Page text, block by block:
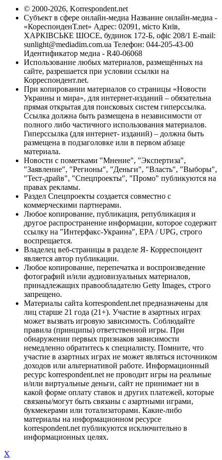
© 2000-2026, Korrespondent.net
Субъект в сфере онлайн-медиа Название онлайн-медиа -
«КореспонденТ.net» Адрес: 02091, місто Київ,
ХАРКІВСЬКЕ ШОСЕ, будинок 172-Б, офіс 208/1 E-mail:
sunlight@mediadim.com.ua Телефон: 044-205-43-00
Идентификатор медиа - R40-06068
Использование любых материалов, размещённых на
сайте, разрешается при условии ссылки на
Корреспондент.net.
При копировании материалов со страницы «Новости
Украины и мира», для интернет-изданий – обязательна
прямая открытая для поисковых систем гиперссылка.
Ссылка должна быть размещена в независимости от
полного либо частичного использования материалов.
Гиперссылка (для интернет- изданий) – должна быть
размещена в подзаголовке или в первом абзаце
материала.
Новости с пометками "Мнение", "Экспертиза",
"Заявление", "Регионы", "Деньги", "Власть", "Выборы",
"Тест-драйв", "Спецпроекты", "Промо" публикуются на
правах рекламы.
Раздел Спецпроекты создается совместно с
коммерческими партнерами.
Любое копирование, публикация, републикация и
другое распространение информации, которое содержит
ссылку на "Интерфакс-Украина", EPA / UPG, строго
воспрещается.
Владелец веб-страницы в разделе Я- Корреспондент
является автор публикации.
Любое копирование, перепечатка и воспроизведение
фотографий и/или аудиовизуальных материалов,
принадлежащих правообладателю Getty Images, строго
запрещено.
Материалы сайта korrespondent.net предназначены для
лиц старше 21 года (21+). Участие в азартных играх
может вызвать игровую зависимость. Соблюдайте
правила (принципы) ответственной игры. При
обнаружении первых признаков зависимости
немедленно обратитесь к специалисту. Помните, что
участие в азартных играх не может являться источником
доходов или альтернативой работе. Информационный
ресурс korrespondent.net не проводит игры на реальные
и/или виртуальные деньги, сайт не принимает ни в
какой форме оплату ставок и других платежей, которые
связаны/могут быть связаны с азартными играми,
букмекерами или тотализаторами. Какие-либо
материалы на информационном ресурсе
korrespondent.net публикуются исключительно в
информационных целях.
X